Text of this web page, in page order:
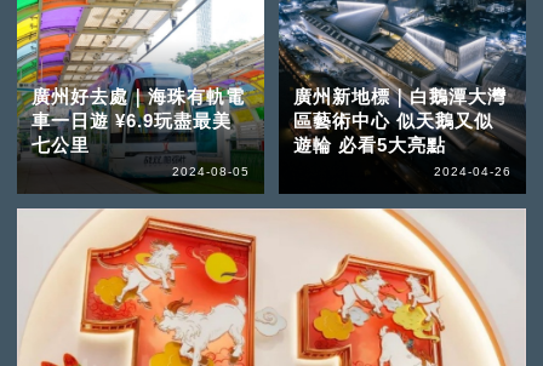
廣州好去處｜海珠有軌電
車一日遊 ¥6.9玩盡最美
七公里
2024-08-05
廣州新地標｜白鵝潭大灣
區藝術中心 似天鵝又似
遊輪 必看5大亮點
2024-04-26